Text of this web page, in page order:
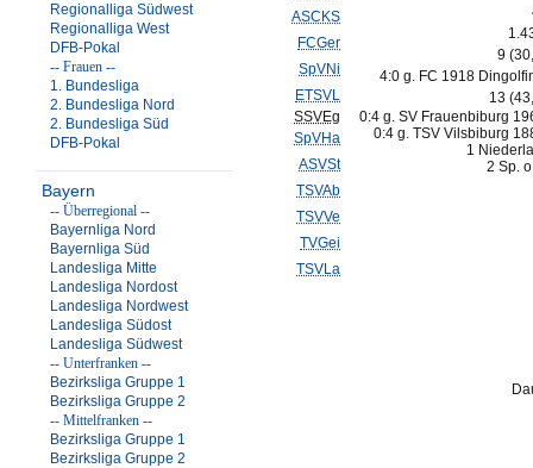
Regionalliga Südwest
Regionalliga West
DFB-Pokal
-- Frauen --
1. Bundesliga
2. Bundesliga Nord
2. Bundesliga Süd
DFB-Pokal
Bayern
-- Überregional --
Bayernliga Nord
Bayernliga Süd
Landesliga Mitte
Landesliga Nordost
Landesliga Nordwest
Landesliga Südost
Landesliga Südwest
-- Unterfranken --
Bezirksliga Gruppe 1
Bezirksliga Gruppe 2
-- Mittelfranken --
Bezirksliga Gruppe 1
Bezirksliga Gruppe 2
ASCKS
FCGer
SpVNi
ETSVL
SSVEg
SpVHa
ASVSt
TSVAb
TSVVe
TVGei
TSVLa
9
4:0 g. FC 1918
13
0:4 g. SV Frauenbiburg
0:4 g. TSV Vilsbiburg
1
2 Sp.